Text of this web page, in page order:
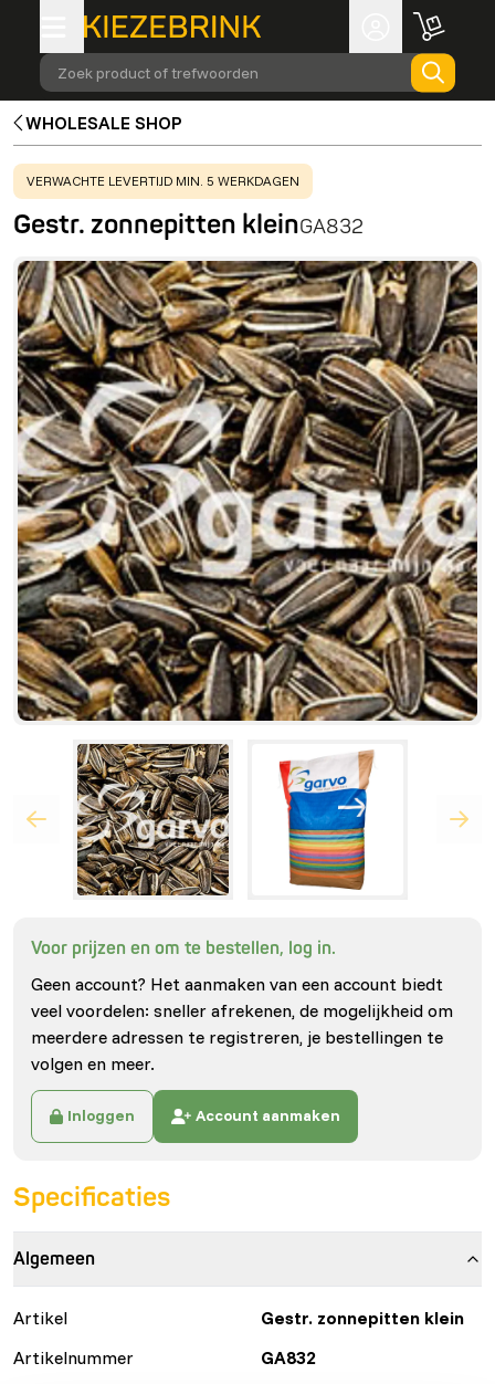
Zoek product of trefwoorden
WHOLESALE SHOP
WARNING:
VERWACHTE LEVERTIJD MIN. 5 WERKDAGEN
Gestr. zonnepitten kleinGA832
Voor prijzen en om te bestellen, log in.
Geen account? Het aanmaken van een account biedt
veel voordelen: sneller afrekenen, de mogelijkheid om
meerdere adressen te registreren, je bestellingen te
volgen en meer.
Inloggen Account aanmaken
Specificaties
Algemeen
Artikel
Gestr. zonnepitten klein
Artikelnummer
GA832